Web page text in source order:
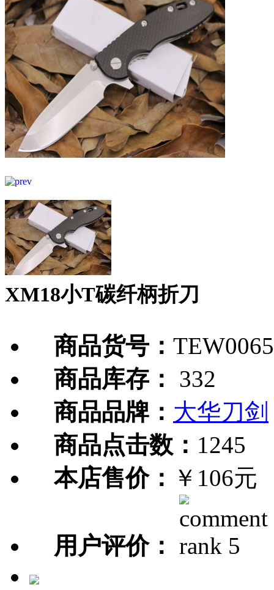
XM18小T碳纤柄折刀
商品货号：
商品库存：
332
商品品牌： 大华刀剑
商品点击数： 1245
本店售价： ￥106元
用户评价：